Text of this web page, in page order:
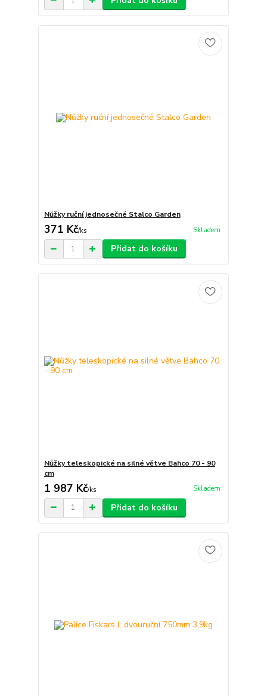
Nůžky ruční jednosečné Stalco Garden
371 Kč/ks Skladem
Přidat do košíku
Nůžky teleskopické na silné větve Bahco 70 - 90
cm
1 987 Kč/ks Skladem
Přidat do košíku